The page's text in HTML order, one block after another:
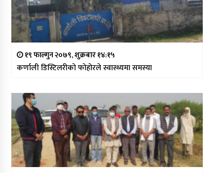
१९ फाल्गुन २०७९, शुक्रबार १४:१५
कर्णाली डिस्टिलरीको फोहोरले स्वास्थ्यमा समस्या